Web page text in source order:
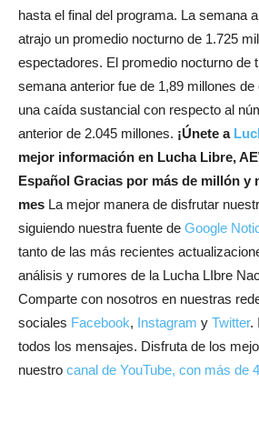
hasta el final del programa. La semana
atrajo un promedio nocturno de 1.725
espectadores. El promedio nocturno de
semana anterior fue de 1,89 millones
una caída sustancial con respecto al
anterior de 2.045 millones. ¡Únete a
mejor información en Lucha Libre,
Español Gracias por más de millón y
mes La mejor manera de disfrutar
siguiendo nuestra fuente de Google
tanto de las más recientes
análisis y rumores de la Lucha LIbre
Comparte con nosotros en nuestras
sociales Facebook, Instagram y Twitter.
todos los mensajes. Disfruta de los
nuestro canal de YouTube, con más de